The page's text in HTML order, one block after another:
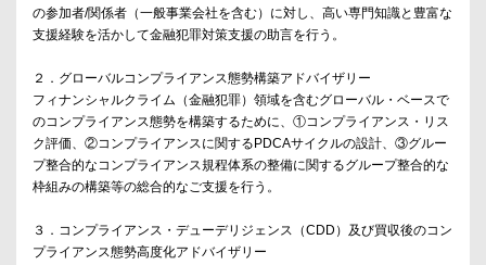
の参加者/関係者（一般事業会社を含む）に対し、高い専門知識と豊富な
支援経験を活かして金融犯罪対策支援の助言を行う。
２．グローバルコンプライアンス態勢構築アドバイザリー
フィナンシャルクライム（金融犯罪）領域を含むグローバル・ベースで
のコンプライアンス態勢を構築するために、①コンプライアンス・リス
ク評価、②コンプライアンスに関するPDCAサイクルの設計、③グルー
プ整合的なコンプライアンス規程体系の整備に関するグループ整合的な
枠組みの構築等の総合的なご支援を行う。
３．コンプライアンス・デューデリジェンス（CDD）及び買収後のコン
プライアンス態勢高度化アドバイザリー